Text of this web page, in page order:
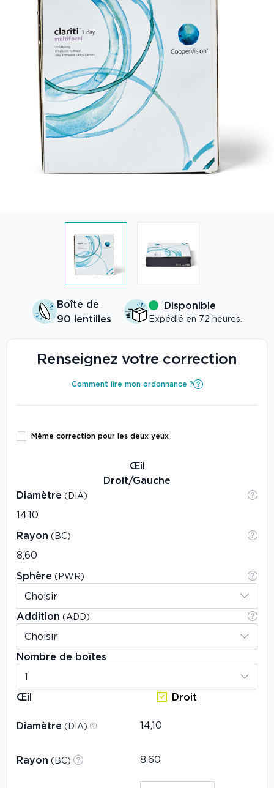
Boîte de
90 lentilles
Disponible
Expédié en 72 heures.
Renseignez votre correction
Comment lire mon ordonnance ?
Même correction pour les deux yeux
Œil
Droit/Gauche
Diamètre (DIA)
Rayon (BC)
Sphère (PWR)
Addition (ADD)
Nombre de boîtes
Œil Droit
Diamètre (DIA)
Rayon (BC)